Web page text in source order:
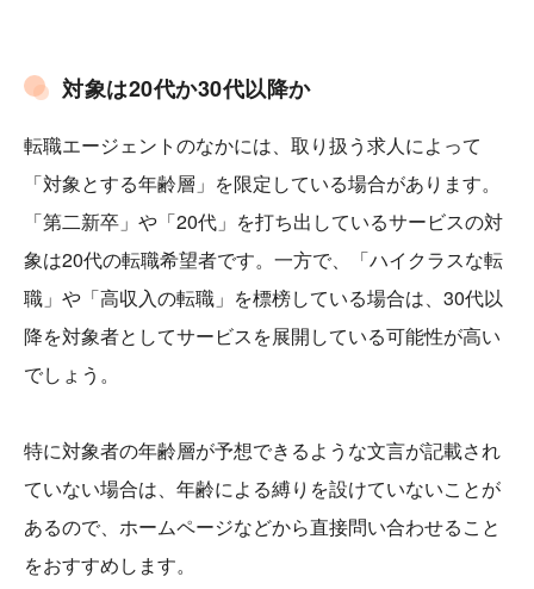
対象は20代か30代以降か
転職エージェントのなかには、取り扱う求人によって
「対象とする年齢層」を限定している場合があります。
「第二新卒」や「20代」を打ち出しているサービスの対
象は20代の転職希望者です。一方で、「ハイクラスな転
職」や「高収入の転職」を標榜している場合は、30代以
降を対象者としてサービスを展開している可能性が高い
でしょう。
特に対象者の年齢層が予想できるような文言が記載され
ていない場合は、年齢による縛りを設けていないことが
あるので、ホームページなどから直接問い合わせること
をおすすめします。